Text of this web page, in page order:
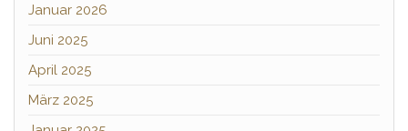
Januar 2026
Juni 2025
April 2025
März 2025